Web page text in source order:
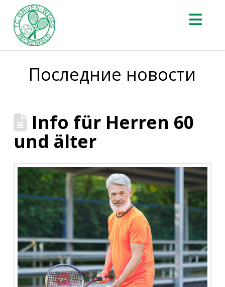
Последние новости
Info für Herren 60
und älter